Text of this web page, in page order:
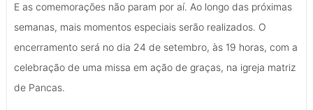
E as comemorações não param por aí. Ao longo das próximas
semanas, mais momentos especiais serão realizados. O
encerramento será no dia 24 de setembro, às 19 horas, com a
celebração de uma missa em ação de graças, na igreja matriz
de Pancas.